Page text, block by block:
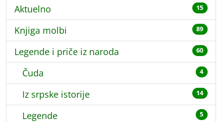
Aktuelno 15
Knjiga molbi 89
Legende i priče iz naroda 60
Čuda 4
Iz srpske istorije 14
Legende 5